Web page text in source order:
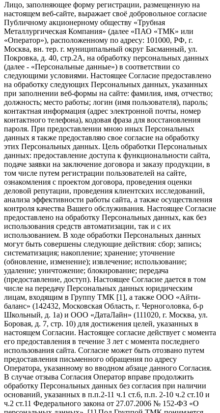
Лицо, заполняющее форму регистрации, размещенную на
настоящем веб-сайте, выражает своё добровольное согласие
Публичному акционерному обществу «Трубная
Металлургическая Компания» (далее «ПАО «ТМК» или
«Оператор»), расположенному по адресу: 101000, РФ, г.
Москва, вн. тер. г. муниципальный округ Басманный, ул.
Покровка, д. 40, стр.2А, на обработку персональных данных
(далее - «Персональные данные») в соответствии со
следующими условиями. Настоящее Согласие предоставлено
на обработку следующих Персональных данных, указанных
при заполнении веб-формы на сайте: фамилия, имя, отчество;
должность; место работы; логин (имя пользователя), пароль;
контактная информация (адрес электронной почты, номер
контактного телефона), кодовая фраза для восстановления
пароля. При предоставлении мною иных Персональных
данных я также предоставляю свое согласие на обработку
этих Персональных данных. Цель обработки Персональных
данных: предоставление доступа к функциональности сайта,
подаче заявки на заключение договора и заказу продукции, в
том числе путем регистрации пользователей на сайте,
ознакомления с проектом договора, проведения оценки
деловой репутации, проведения клиентских исследований,
анализа эффективности работы сайта, а также осуществления
контроля качества Вашего обслуживания. Настоящее Согласие
предоставлено на обработку Персональных данных, как без
использования средств автоматизации, так и с их
использованием. В ходе обработки Персональных данных
могут быть совершены следующие действия: сбор; запись;
систематизация; накопление; хранение; уточнение
(обновление, изменение); извлечение; использование;
удаление; уничтожение; блокирование; передача
(предоставление, доступ). Настоящее Согласие дается в том
числе на передачу Персональных данных юридическим
лицам, входящим в Группу ТМК [1], а также ООО «Айти-
баланс» (142432, Московская Область, г. Черноголовка, б-р
Школьный, д. 1а) и ООО «ДатаЛайн» (111020, г. Москва, ул.
Боровая, д. 7, стр. 10) для достижения целей, указанных в
настоящем Согласии. Настоящее согласие действует с момента
его предоставления в течение 3 лет с момента последнего
использования сайта. Согласие может быть отозвано путем
предоставления письменного обращения по адресу
Оператора, указанному во вводном абзаце данного Согласия.
В случае отзыва Согласия Оператор вправе продолжить
обработку Персональных данных без согласия при наличии
оснований, указанных в п.п.2-11 ч.1 ст.6, п.п. 2-10 ч.2 ст.10 и
ч.2 ст.11 Федерального закона от 27.07.2006 № 152-ФЗ «О